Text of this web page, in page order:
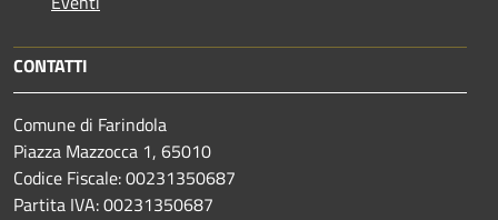
CONTATTI
Comune di Farindola
Piazza Mazzocca 1, 65010
Codice Fiscale: 00231350687
Partita IVA: 00231350687